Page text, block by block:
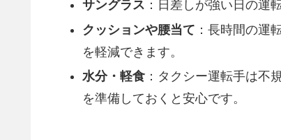
サングラス ：日差しが強い日の運
クッションや腰当て ：長時間の運
を軽減できます。
水分・軽食：タクシー運転手は不
を準備しておくと安心です。